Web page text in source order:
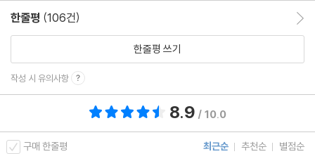
한줄평 (106건)
한줄평 쓰기
작성 시 유의사항
8.9 / 10.0
구매 한줄평 최근순 추천순 별점순